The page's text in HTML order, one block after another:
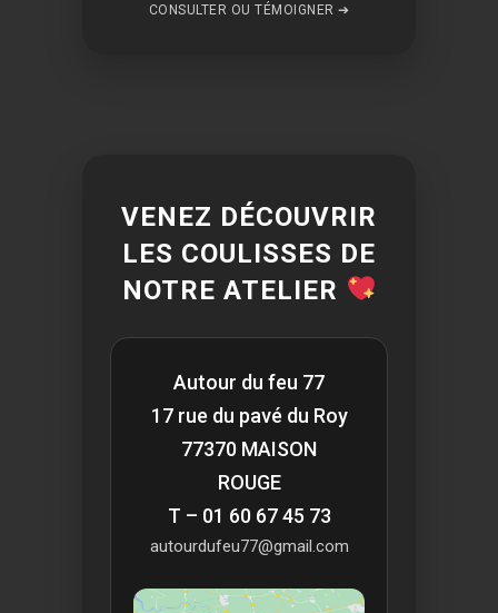
CONSULTER OU TÉMOIGNER ➔
VENEZ DÉCOUVRIR
LES COULISSES DE
NOTRE ATELIER
Autour du feu 77
17 rue du pavé du Roy
77370 MAISON
ROUGE
T – 01 60 67 45 73
autourdufeu77@gmail.com